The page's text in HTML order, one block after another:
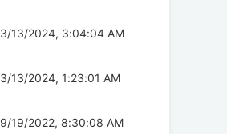
3/13/2024, 3:04:04 AM
3/13/2024, 1:23:01 AM
9/19/2022, 8:30:08 AM